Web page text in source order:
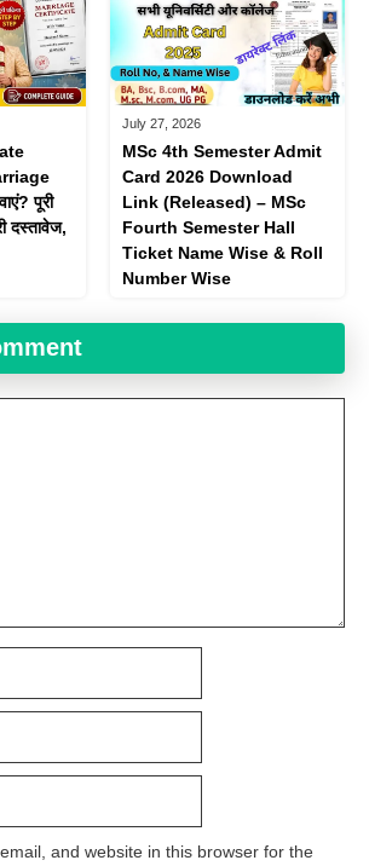
पूरी
दस्तावेज,
July 27, 2026
MSc 4th Semester Admit
Card 2026 Download
Link (Released) – MSc
Fourth Semester Hall
Ticket Name Wise & Roll
Number Wise
and website in this browser for the